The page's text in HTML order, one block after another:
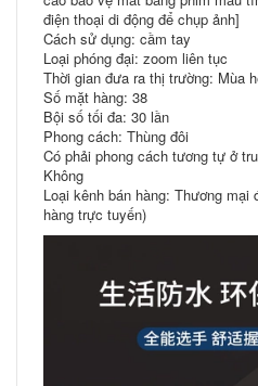
điện thoại di động để chụp ảnh]
Cách sử dụng: cầm tay
Loại phóng đại: zoom liên tục
Thời gian đưa ra thị trường: Mùa
Số mặt hàng: 38
Bội số tối đa: 30 lần
Phong cách: Thùng đôi
Có phải phong cách tương tự ở
Không
Loại kênh bán hàng: Thương
hàng trực tuyến)